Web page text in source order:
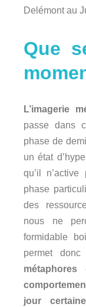
Delémont au
Que
L’imagerie
passe dans
phase de
un état
qu’il
phase
des
nous ne
formidable
permet
métaphores
jour